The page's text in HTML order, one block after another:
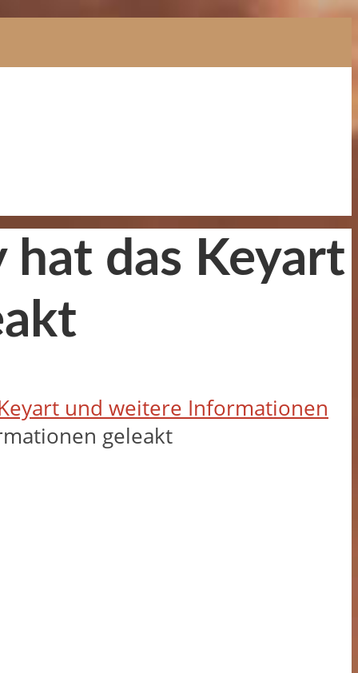
das Keyart
und weitere Informationen
geleakt